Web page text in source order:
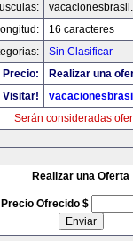
16 caracteres
Sin Clasificar
Precio:
Realizar una
Visitar!
Serán consideradas
Realizar una Oferta
Precio Ofrecido $